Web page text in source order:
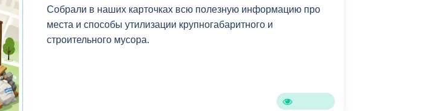
планирования
Незаконное строительство
Порядок обжалования решений и
действий органов местного
самоуправления
Собрали в наших карточках всю полезную информацию про
места и способы утилизации крупногабаритного и
строительного мусора.